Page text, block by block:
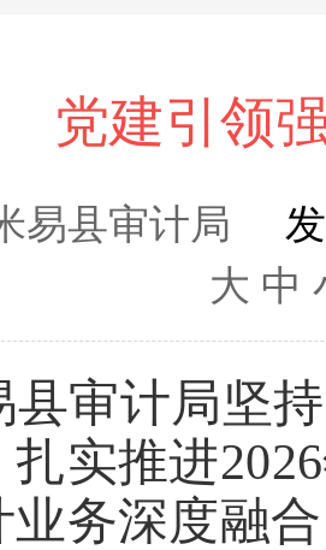
党建引领
易县审计局 发
大 中
县审计局坚
扎实推进2026
业务深度融